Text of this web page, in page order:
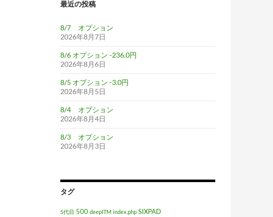
最近の投稿
8/7 オプション
2026年8月7日
8/6 オプション -236.0円
2026年8月6日
8/5 オプション -3.0円
2026年8月5日
8/4 オプション
2026年8月4日
8/3 オプション
2026年8月3日
タグ
5代目 500 deepITM index.php SIXPAD